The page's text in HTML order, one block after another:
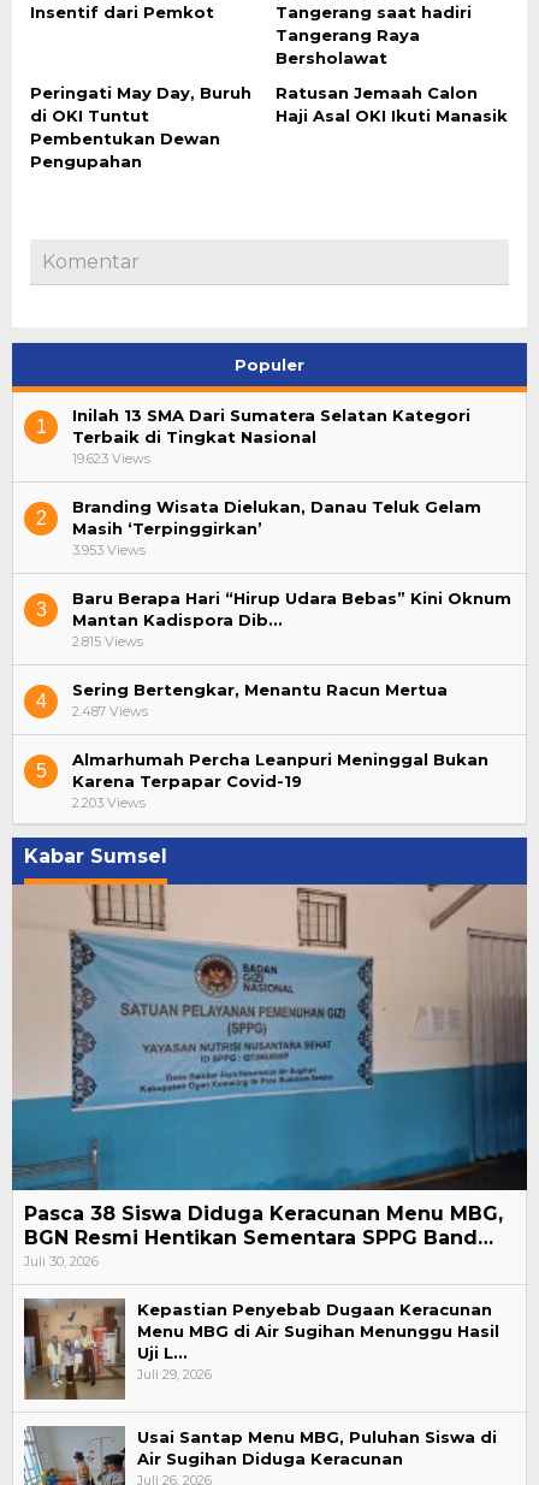
Insentif dari Pemkot
Tangerang saat hadiri
Tangerang Raya
Bersholawat
Peringati May Day, Buruh
di OKI Tuntut
Pembentukan Dewan
Pengupahan
Ratusan Jemaah Calon
Haji Asal OKI Ikuti Manasik
Komentar
Populer
1
Inilah 13 SMA Dari Sumatera Selatan Kategori
Terbaik di Tingkat Nasional
19.623 Views
2
Branding Wisata Dielukan, Danau Teluk Gelam
Masih ‘Terpinggirkan’
3.953 Views
3
Baru Berapa Hari “Hirup Udara Bebas” Kini Oknum
Mantan Kadispora Dib…
2.815 Views
4
Sering Bertengkar, Menantu Racun Mertua
2.487 Views
5
Almarhumah Percha Leanpuri Meninggal Bukan
Karena Terpapar Covid-19
2.203 Views
Kabar Sumsel
Pasca 38 Siswa Diduga Keracunan Menu MBG,
BGN Resmi Hentikan Sementara SPPG Band…
Juli 30, 2026
Kepastian Penyebab Dugaan Keracunan
Menu MBG di Air Sugihan Menunggu Hasil
Uji L…
Juli 29, 2026
Usai Santap Menu MBG, Puluhan Siswa di
Air Sugihan Diduga Keracunan
Juli 26, 2026